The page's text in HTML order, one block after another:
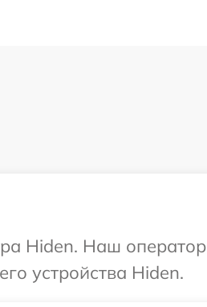
Hiden. Наш оператор
устройства Hiden.